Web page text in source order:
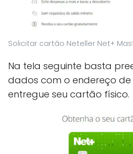
Solicitar cartão Neteller Net+
Na tela seguinte basta
dados com o endereço de
entregue seu cartão físico.